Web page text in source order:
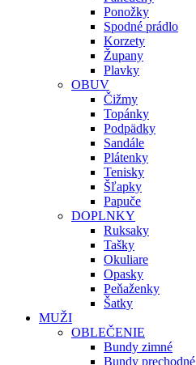
Ponožky
Spodné prádlo
Korzety
Župany
Plavky
OBUV
Čižmy
Topánky
Podpädky
Sandále
Plátenky
Tenisky
Šľapky
Papuče
DOPLNKY
Ruksaky
Tašky
Okuliare
Opasky
Peňaženky
Šatky
MUŽI
OBLEČENIE
Bundy zimné
Bundy prechodné